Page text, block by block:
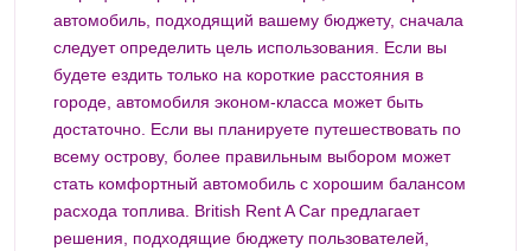
автомобиль, подходящий вашему бюджету, сначала
следует определить цель использования. Если вы
будете ездить только на короткие расстояния в
городе, автомобиля эконом-класса может быть
достаточно. Если вы планируете путешествовать по
всему острову, более правильным выбором может
стать комфортный автомобиль с хорошим балансом
расхода топлива. British Rent A Car предлагает
решения, подходящие бюджету пользователей,